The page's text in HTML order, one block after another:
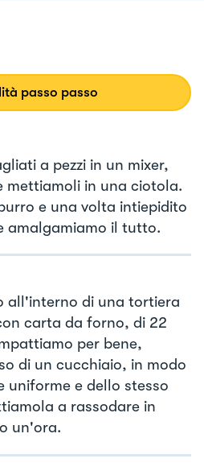
passo passo
a pezzi in un mixer,
mettiamoli in una ciotola.
e una volta intiepidito
amalgamiamo il tutto.
all'interno di una tortiera
carta da forno, di 22
per bene,
di un cucchiaio, in modo
uniforme e dello stesso
a rassodare in
un'ora.